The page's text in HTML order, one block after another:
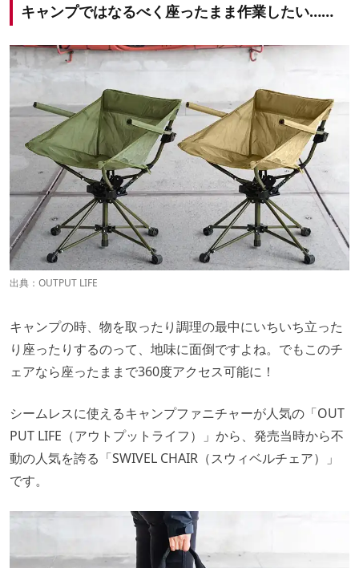
キャンプではなるべく座ったまま作業したい……
出典： OUTPUT LIFE
キャンプの時、物を取ったり調理の最中にいちいち立った
り座ったりするのって、地味に面倒ですよね。でもこのチ
ェアなら座ったままで360度アクセス可能に！
シームレスに使えるキャンプファニチャーが人気の「OUT
PUT LIFE（アウトプットライフ）」から、発売当時から不
動の人気を誇る「SWIVEL CHAIR（スウィベルチェア）」
です。